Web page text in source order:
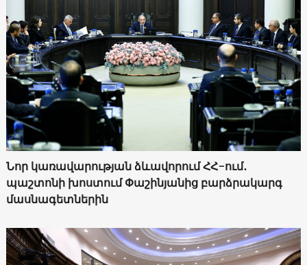
Նոր կառավարության ձևավորում ՀՀ-ում․
պաշտոնի խոստում Փաշինյանից բարձրակարգ
մասնագետներին